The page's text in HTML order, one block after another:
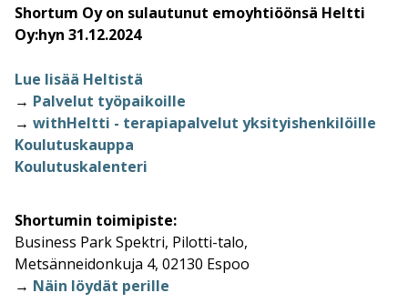
Shortum Oy on sulautunut emoyhtiöönsä Heltti
Oy:hyn 31.12.2024
Lue lisää Heltistä
→ Palvelut työpaikoille
→ withHeltti - terapiapalvelut yksityishenkilöille
Koulutuskauppa
Koulutuskalenteri
Shortumin toimipiste:
Business Park Spektri, Pilotti-talo,
Metsänneidonkuja 4, 02130 Espoo
→ Näin löydät perille